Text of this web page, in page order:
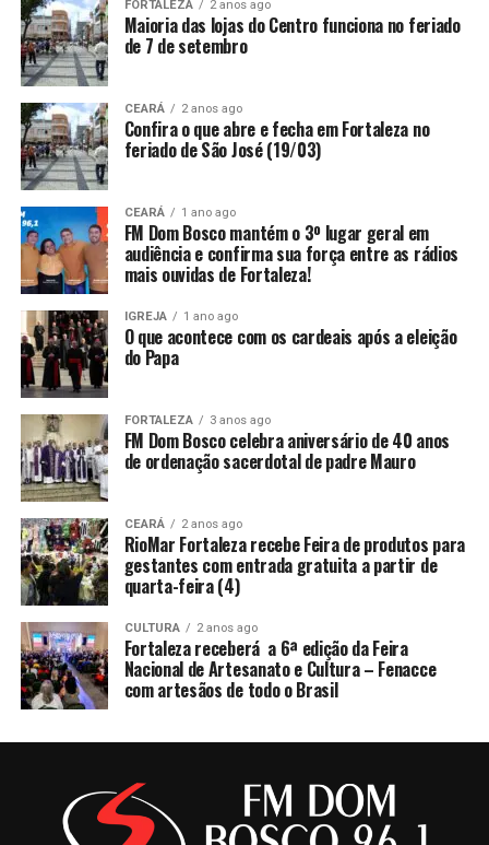
FORTALEZA 2 anos ago
Maioria das lojas do Centro funciona no feriado
de 7 de setembro
CEARÁ 2 anos ago
Confira o que abre e fecha em Fortaleza no
feriado de São José (19/03)
CEARÁ 1 ano ago
FM Dom Bosco mantém o 3º lugar geral em
audiência e confirma sua força entre as rádios
mais ouvidas de Fortaleza!
IGREJA 1 ano ago
O que acontece com os cardeais após a eleição
do Papa
FORTALEZA 3 anos ago
FM Dom Bosco celebra aniversário de 40 anos
de ordenação sacerdotal de padre Mauro
CEARÁ 2 anos ago
RioMar Fortaleza recebe Feira de produtos para
gestantes com entrada gratuita a partir de
quarta-feira (4)
CULTURA 2 anos ago
Fortaleza receberá a 6ª edição da Feira
Nacional de Artesanato e Cultura – Fenacce
com artesãos de todo o Brasil